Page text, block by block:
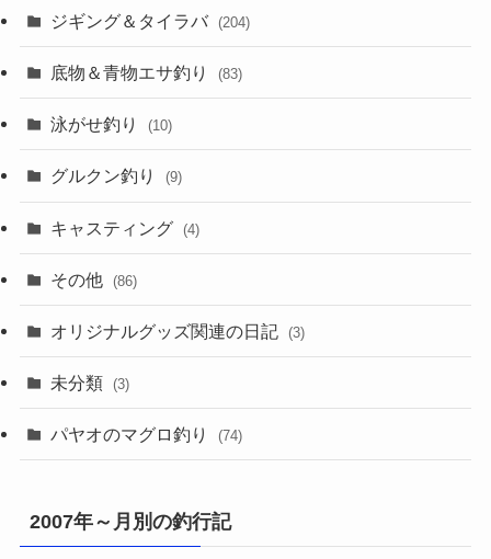
ジギング＆タイラバ (204)
底物＆青物エサ釣り (83)
泳がせ釣り (10)
グルクン釣り (9)
キャスティング (4)
その他 (86)
オリジナルグッズ関連の日記 (3)
未分類 (3)
パヤオのマグロ釣り (74)
2007年～月別の釣行記